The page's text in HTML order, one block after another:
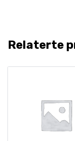
Relaterte